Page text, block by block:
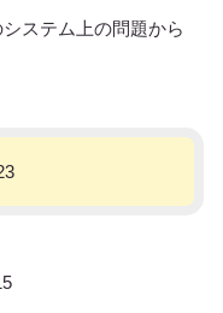
ステム上の問題から